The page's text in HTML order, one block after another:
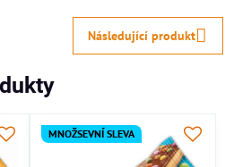
Následující produkt
MNOŽSEVNÍ SLEVA